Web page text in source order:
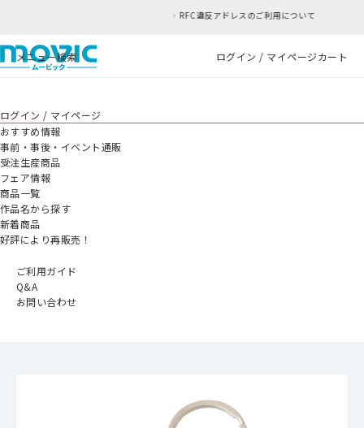
RFC違反アドレスのご利用について
メニュー検索 ログイン / マイページカート
ログイン / マイページ
おすすめ情報
事前・事後・イベント通販
受注生産商品
フェア情報
商品一覧
作品名から探す
新着商品
好評により再販売！
ご利用ガイド
Q&A
お問い合わせ